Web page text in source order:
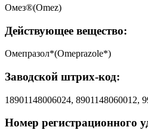
Омез®(Omez)
Действующее вещество:
Омепразол*(Omeprazole*)
Заводской штрих-код:
18901148006024, 8901148060012,
Номер регистрационного